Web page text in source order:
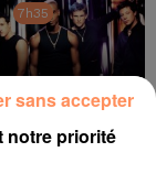
7h35
7h35
notre priorité
sans accepter